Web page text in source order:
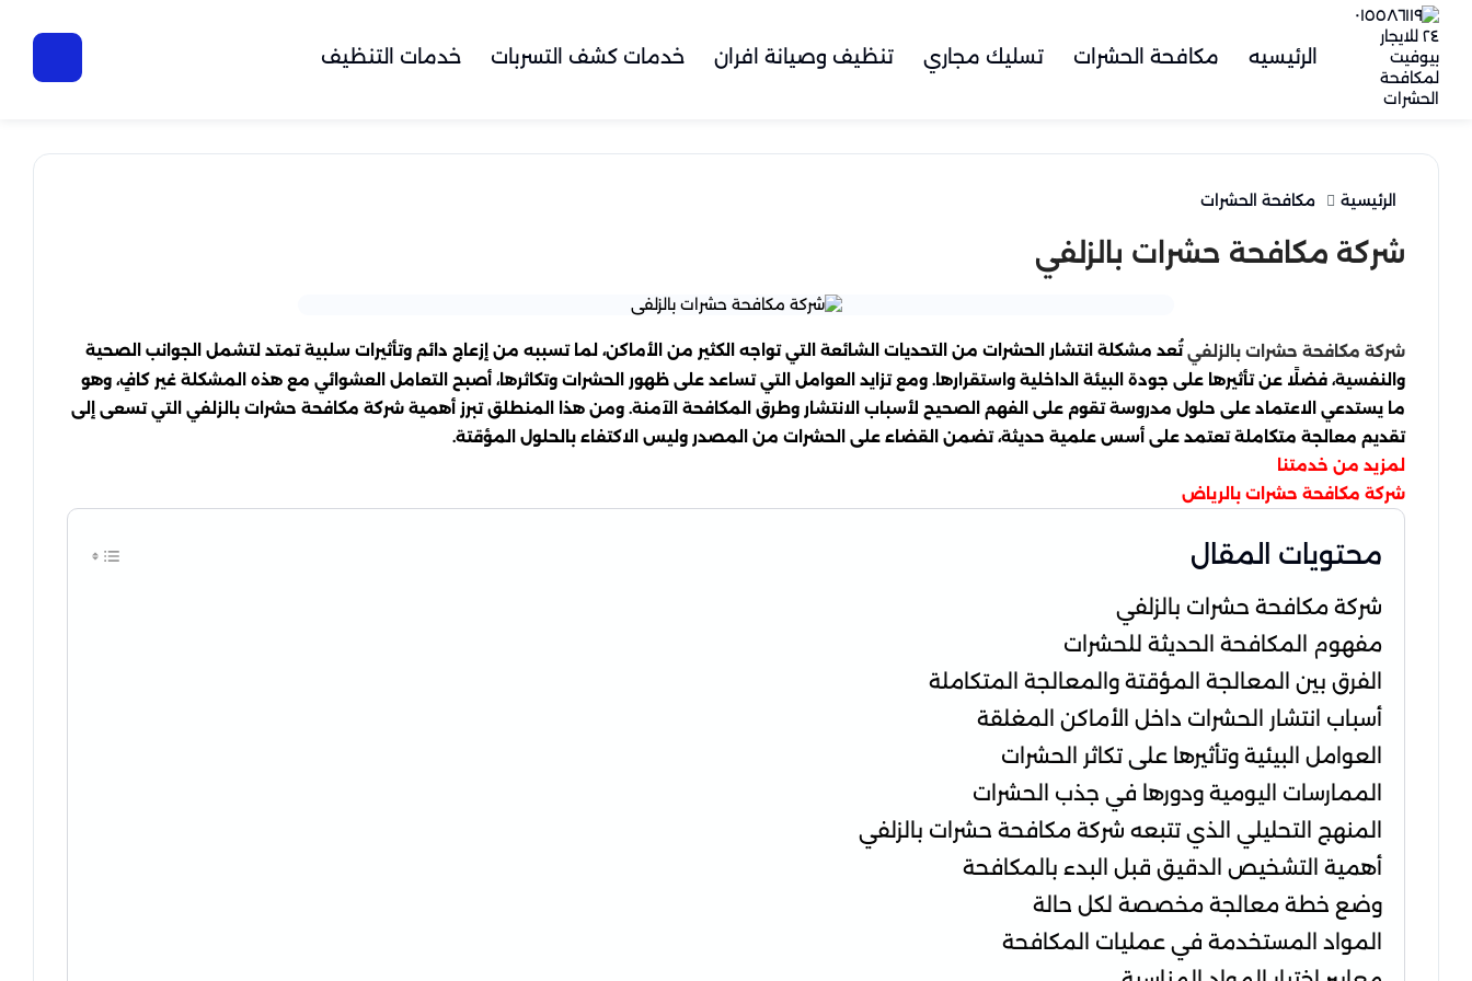
الرئيسيه مكافحة الحشرات تسليك مجاري تنظيف وصيانة افران خدمات كشف التسربات خدمات التنظيف
الرئيسية مكافحة الحشرات
شركة مكافحة حشرات بالزلفي
شركة مكافحة حشرات بالزلفيتُعد مشكلة انتشار الحشرات من التحديات الشائعة التي تواجه الكثير من الأماكن، لما تسببه من إزعاج دائم وتأثيرات سلبية تمتد لتشمل الجوانب الصحية
والنفسية، فضلًا عن تأثيرها على جودة البيئة الداخلية واستقرارها. ومع تزايد العوامل التي تساعد على ظهور الحشرات وتكاثرها، أصبح التعامل العشوائي مع هذه المشكلة غير كافٍ، وهو
ما يستدعي الاعتماد على حلول مدروسة تقوم على الفهم الصحيح لأسباب الانتشار وطرق المكافحة الآمنة. ومن هذا المنطلق تبرز أهمية شركة مكافحة حشرات بالزلفي التي تسعى إلى
تقديم معالجة متكاملة تعتمد على أسس علمية حديثة، تضمن القضاء على الحشرات من المصدر وليس الاكتفاء بالحلول المؤقتة.
لمزيد من خدمتنا
شركة مكافحة حشرات بالرياض
محتويات المقال
شركة مكافحة حشرات بالزلفي
مفهوم المكافحة الحديثة للحشرات
الفرق بين المعالجة المؤقتة والمعالجة المتكاملة
أسباب انتشار الحشرات داخل الأماكن المغلقة
العوامل البيئية وتأثيرها على تكاثر الحشرات
الممارسات اليومية ودورها في جذب الحشرات
المنهج التحليلي الذي تتبعه شركة مكافحة حشرات بالزلفي
أهمية التشخيص الدقيق قبل البدء بالمكافحة
وضع خطة معالجة مخصصة لكل حالة
المواد المستخدمة في عمليات المكافحة